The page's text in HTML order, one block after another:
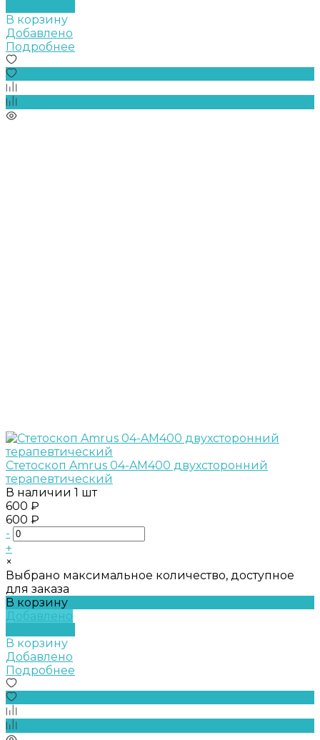
В корзину
Добавлено
Подробнее
Стетоскоп Amrus 04-AM400 двухсторонний
терапевтический
В наличии 1 шт
600 ₽
600 ₽
-
+
×
Выбрано максимальное количество, доступное
для заказа
В корзину
Добавлено
В корзину
Добавлено
Подробнее